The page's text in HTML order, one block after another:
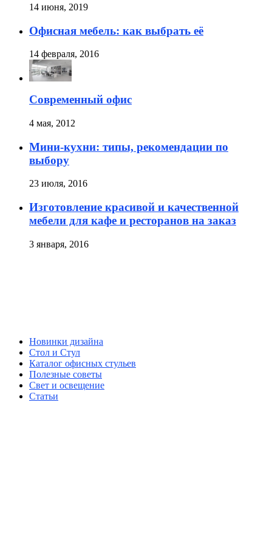
14 июня, 2019
Офисная мебель: как выбрать её
14 февраля, 2016
Современный офис
4 мая, 2012
Мини-кухни: типы, рекомендации по
выбору
23 июля, 2016
Изготовление красивой и качественной
мебели для кафе и ресторанов на заказ
3 января, 2016
Новинки дизайна
Стол и Стул
Каталог офисных стульев
Полезные советы
Свет и освещение
Статьи